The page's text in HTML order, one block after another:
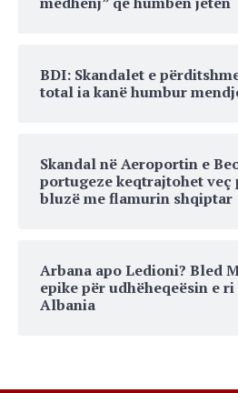
BDI: Skandalet e
total ia kanë humbur
Skandal në Aeroportin e
portugeze keqtrajtohet veç
bluzë me flamurin shqiptar
Arbana apo Ledioni? Bled
epike për udhëheqeësin e
Albania